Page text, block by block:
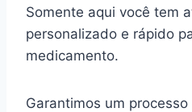
Somente aqui você tem
personalizado e rápido
medicamento.
Garantimos um